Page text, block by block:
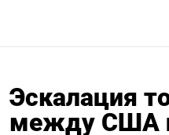
Эскалация
между США